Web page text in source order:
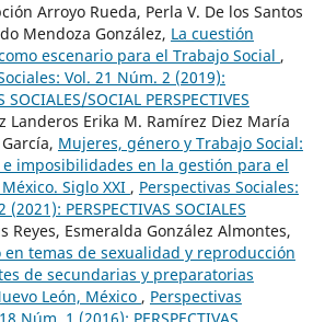
Arroyo Rueda, Perla V. De los Santos
Mendoza González, La cuestión
escenario para el Trabajo Social ,
Vol. 21 Núm. 2 (2019):
SOCIALES/SOCIAL PERSPECTIVES
Landeros Erika M. Ramírez Diez María
Mujeres, género y Trabajo Social:
imposibilidades en la gestión para el
Siglo XXI , Perspectivas Sociales:
PERSPECTIVAS SOCIALES
Reyes, Esmeralda González Almontes,
en temas de sexualidad y reproducción
de secundarias y preparatorias
León, México , Perspectivas